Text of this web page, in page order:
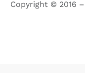
Copyright © 2016